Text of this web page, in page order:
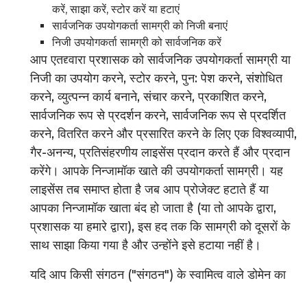
करें, साझा करें, स्टोर करें या हटाएं
सार्वजनिक उपयोगकर्ता सामग्री को निजी बनाएं
निजी उपयोगकर्ता सामग्री को सार्वजनिक करें
आप एतद्द्वारा प्रशासक को सार्वजनिक उपयोगकर्ता सामग्री या
निजी का उपयोग करने, स्टोर करने, पुन: पेश करने, संशोधित
करने, व्युत्पन्न कार्य बनाने, संचार करने, प्रकाशित करने,
सार्वजनिक रूप से प्रदर्शन करने, सार्वजनिक रूप से प्रदर्शित
करने, वितरित करने और प्रसारित करने के लिए एक विश्वव्यापी,
गैर-अनन्य, प्रतिसंहरणीय लाइसेंस प्रदान करते हैं और प्रदान
करेंगे। आपके निन्जामॉक खाते की उपयोगकर्ता सामग्री। यह
लाइसेंस तब समाप्त होता है जब आप प्रोजेक्ट हटाते हैं या
आपका निन्जामॉक खाता बंद हो जाता है (या तो आपके द्वारा,
प्रशासक या हमारे द्वारा), इस हद तक कि सामग्री को दूसरों के
साथ साझा किया गया है और उन्होंने इसे हटाया नहीं है।
यदि आप किसी संगठन ("संगठन") के स्वामित्व वाले डोमेन का